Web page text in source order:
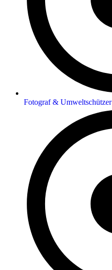
Fotograf & Umweltschützer